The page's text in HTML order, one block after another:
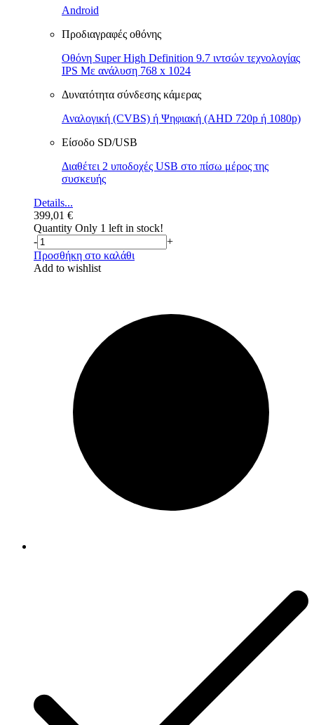
Android
Προδιαγραφές οθόνης
Οθόνη Super High Definition 9.7 ιντσών τεχνολογίας
IPS Με ανάλυση 768 x 1024
Δυνατότητα σύνδεσης κάμερας
Αναλογική (CVBS) ή Ψηφιακή (AHD 720p ή 1080p)
Είσοδο SD/USB
Διαθέτει 2 υποδοχές USB στο πίσω μέρος της
συσκευής
Details...
399,01 €
Quantity Only 1 left in stock!
-
+
Προσθήκη στο καλάθι
Add to wishlist